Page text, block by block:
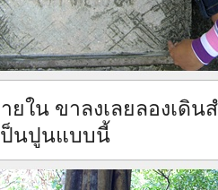
ใน ขาลงเลยลองเดิน
ป็นปูนแบบนี้